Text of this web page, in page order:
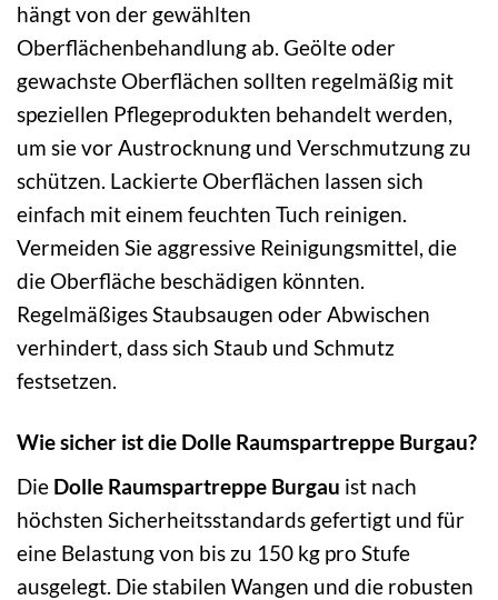
hängt von der gewählten
Oberflächenbehandlung ab. Geölte oder
gewachste Oberflächen sollten regelmäßig mit
speziellen Pflegeprodukten behandelt werden,
um sie vor Austrocknung und Verschmutzung zu
schützen. Lackierte Oberflächen lassen sich
einfach mit einem feuchten Tuch reinigen.
Vermeiden Sie aggressive Reinigungsmittel, die
die Oberfläche beschädigen könnten.
Regelmäßiges Staubsaugen oder Abwischen
verhindert, dass sich Staub und Schmutz
festsetzen.
Wie sicher ist die Dolle Raumspartreppe Burgau?
Die Dolle Raumspartreppe Burgau ist nach
höchsten Sicherheitsstandards gefertigt und für
eine Belastung von bis zu 150 kg pro Stufe
ausgelegt. Die stabilen Wangen und die robusten